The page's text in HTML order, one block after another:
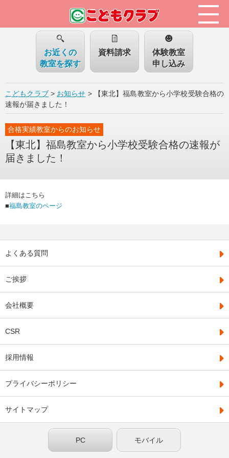
お近くの
教室を探す
資料請求
体験教室
申し込み
こどもクラブ> お知らせ >
【東北】福島教室から小学校受験合格の
速報が届きました！
【東北】福島教室から小学校受験合格の速報が
届きました！
合格実績教室からのお知らせ
詳細はこちら
■福島教室のページ
よくある質問
ご挨拶
会社概要
CSR
採用情報
プライバシーポリシー
サイトマップ
モバイル
PC